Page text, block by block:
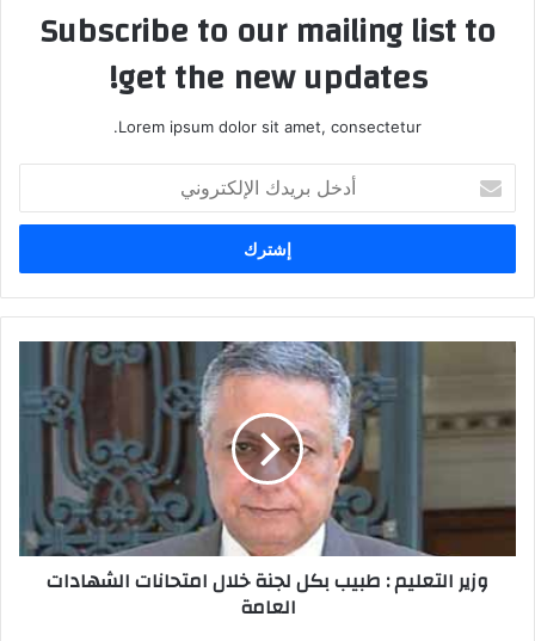
Subscribe to our mailing list to
get the new updates!
Lorem ipsum dolor sit amet, consectetur.
بريدك
الإلكتروني
وزير التعليم : طبيب بكل لجنة خلال امتحانات الشهادات
العامة